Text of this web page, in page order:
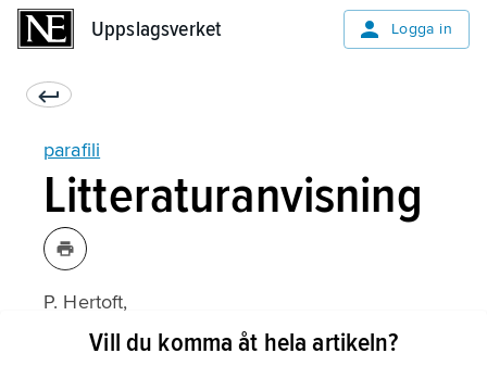
Uppslagsverket Logga in
parafili
Litteraturanvisning
P. Hertoft,
Klinisk Sexologi
Vill du komma åt hela artikeln?